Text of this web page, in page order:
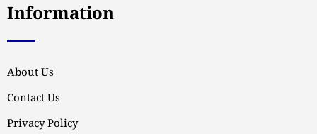
Information
About Us
Contact Us
Privacy Policy